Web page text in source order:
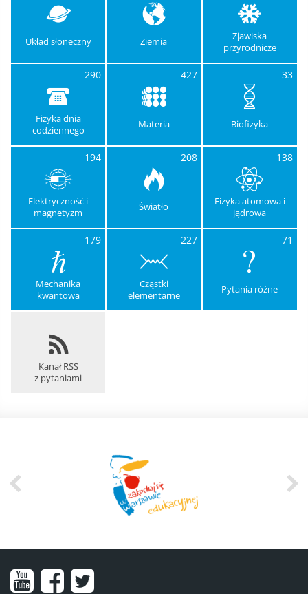
Układ słoneczny Ziemia
Zjawiska
przyrodnicze
290
Fizyka dnia
codziennego
427
Materia
33
Biofizyka
194
Elektryczność i
magnetyzm
208
Światło
138
Fizyka atomowa i
jądrowa
179
Mechanika
kwantowa
227
Cząstki
elementarne
71
Pytania różne
Kanał RSS
z pytaniami
Nasz
NaszNasze